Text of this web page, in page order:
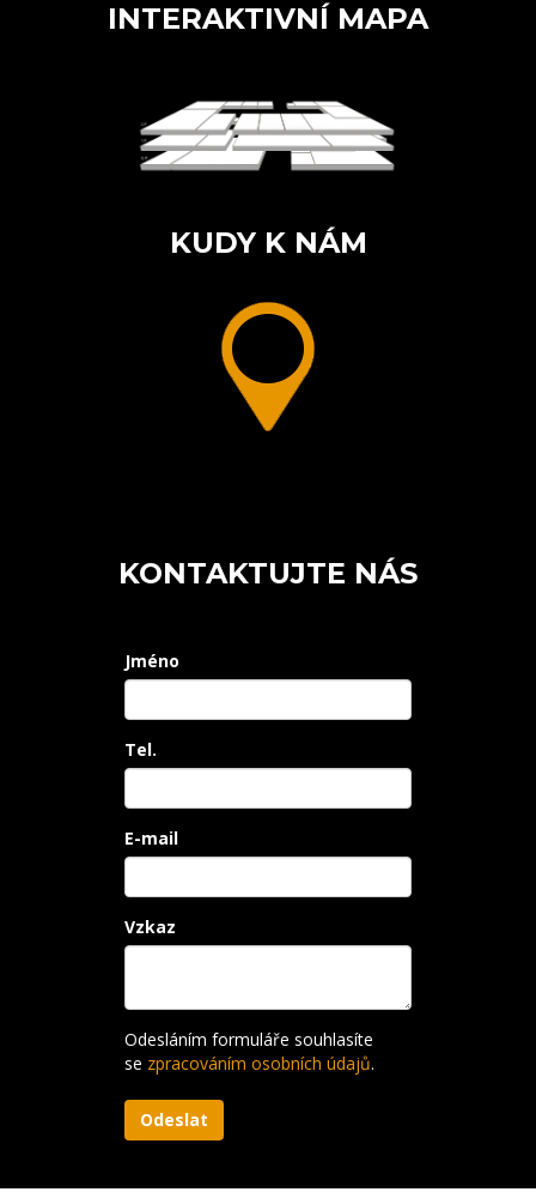
INTERAKTIVNÍ MAPA
KUDY K NÁM
KONTAKTUJTE NÁS
Jméno
Tel.
E-mail
Vzkaz
Odesláním formuláře souhlasíte
se zpracováním osobních údajů.